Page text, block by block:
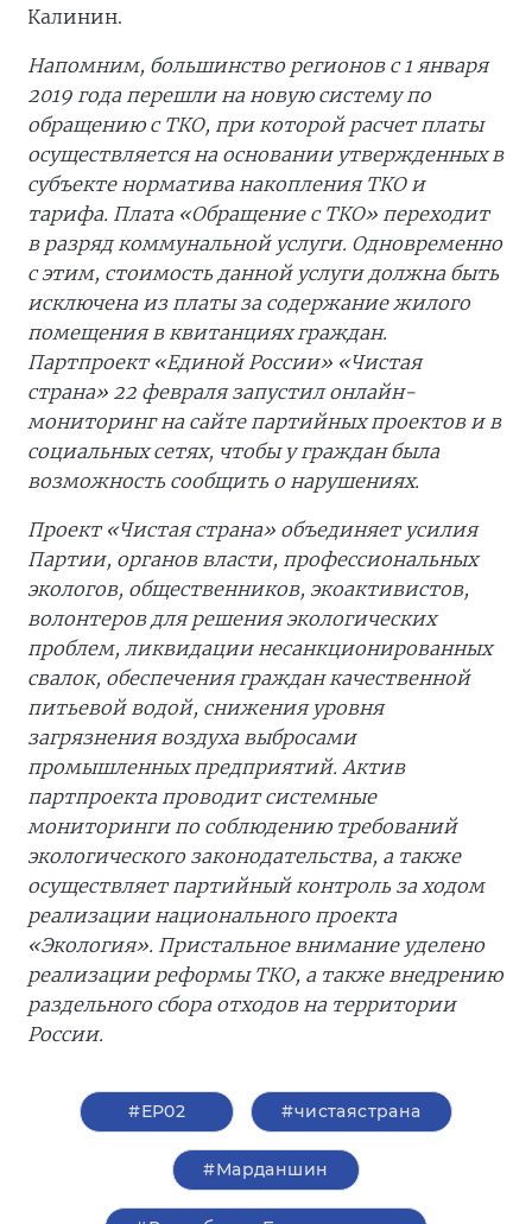
Калинин.
Напомним, большинство регионов с 1 января
2019 года перешли на новую систему по
обращению с ТКО, при которой расчет платы
осуществляется на основании утвержденных в
субъекте норматива накопления ТКО и
тарифа. Плата «Обращение с ТКО» переходит
в разряд коммунальной услуги. Одновременно
с этим, стоимость данной услуги должна быть
исключена из платы за содержание жилого
помещения в квитанциях граждан.
Партпроект «Единой России» «Чистая
страна» 22 февраля запустил онлайн-
мониторинг на сайте партийных проектов и в
социальных сетях, чтобы у граждан была
возможность сообщить о нарушениях.
Проект «Чистая страна» объединяет усилия
Партии, органов власти, профессиональных
экологов, общественников, экоактивистов,
волонтеров для решения экологических
проблем, ликвидации несанкционированных
свалок, обеспечения граждан качественной
питьевой водой, снижения уровня
загрязнения воздуха выбросами
промышленных предприятий. Актив
партпроекта проводит системные
мониторинги по соблюдению требований
экологического законодательства, а также
осуществляет партийный контроль за ходом
реализации национального проекта
«Экология». Пристальное внимание уделено
реализации реформы ТКО, а также внедрению
раздельного сбора отходов на территории
России.
#ЕР02 #чистаястрана
#Марданшин